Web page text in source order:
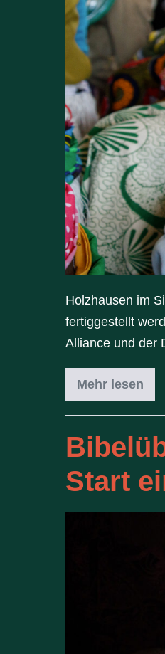
Holzhausen im
fertiggestellt
Alliance und der
Mehr lesen
Start